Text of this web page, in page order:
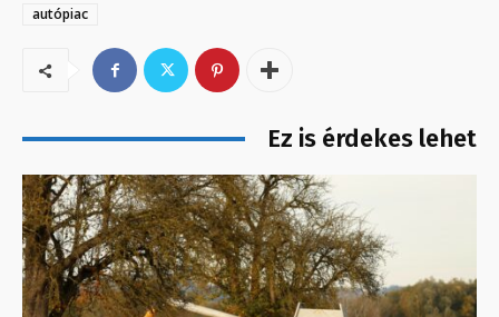
autópiac
Ez is érdekes lehet